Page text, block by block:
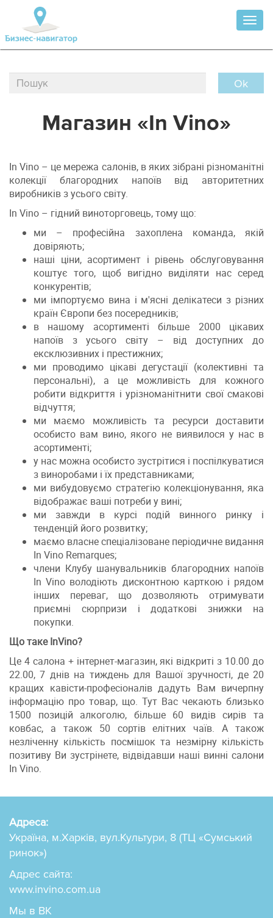
Ok
Магазин «In Vino»
In Vino – це мережа салонів, в яких зібрані різноманітні
колекції благородних напоїв від авторитетних
виробників з усього світу.
In Vino – гідний виноторговець, тому що:
ми – професійна захоплена команда, якій
довіряють;
наші ціни, асортимент і рівень обслуговування
коштує того, щоб вигідно виділяти нас серед
конкурентів;
ми імпортуємо вина і м'ясні делікатеси з різних
країн Європи без посередників;
в нашому асортименті більше 2000 цікавих
напоїв з усього світу – від доступних до
ексклюзивних і престижних;
ми проводимо цікаві дегустації (колективні та
персональні), а це можливість для кожного
робити відкриття і урізноманітнити свої смакові
відчуття;
ми маємо можливість та ресурси доставити
особисто вам вино, якого не виявилося у нас в
асортименті;
у нас можна особисто зустрітися і поспілкуватися
з виноробами і їх представниками;
ми вибудовуємо стратегію колекціонування, яка
відображає ваші потреби у вині;
ми завжди в курсі подій винного ринку і
тенденцій його розвитку;
маємо власне спеціалізоване періодичне видання
In Vino Remarques;
члени Клубу шанувальників благородних напоїв
In Vino володіють дисконтною карткою і рядом
інших переваг, що дозволяють отримувати
приємні сюрпризи і додаткові знижки на
покупки.
Що таке InVino?
Це 4 салона + інтернет-магазин, які відкриті з 10.00 до
22.00, 7 днів на тиждень для Вашої зручності, де 20
кращих кавісти-професіоналів дадуть Вам вичерпну
інформацію про товар, що. Тут Вас чекають близько
1500 позицій алкоголю, більше 60 видів сирів та
ковбас, а також 50 сортів елітних чаїв. А також
незліченну кількість посмішок та незмірну кількість
позитиву Ви зустрінете, відвідавши наші винні салони
In Vino.
Адреса:
Україна, м.Харків, вул.Культури, 8 (ТЦ «Сумський
ринок»)
Адрес сайта:
www.invino.com.ua
Мы в ВК